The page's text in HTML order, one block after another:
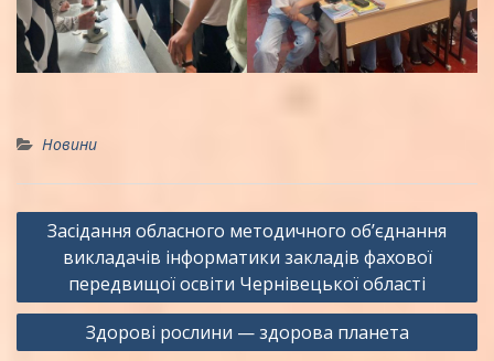
Новини
Навігація
записів
Засідання обласного методичного об’єднання
викладачів інформатики закладів фахової
передвищої освіти Чернівецької області
Здорові рослини — здорова планета